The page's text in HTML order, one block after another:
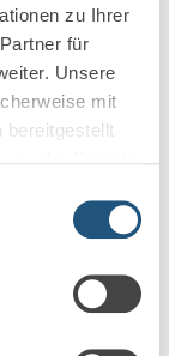
zu Ihrer
für
Unsere
mit
bereitgestellt
konkreten
individuelle
sich die
wie
zur BU-